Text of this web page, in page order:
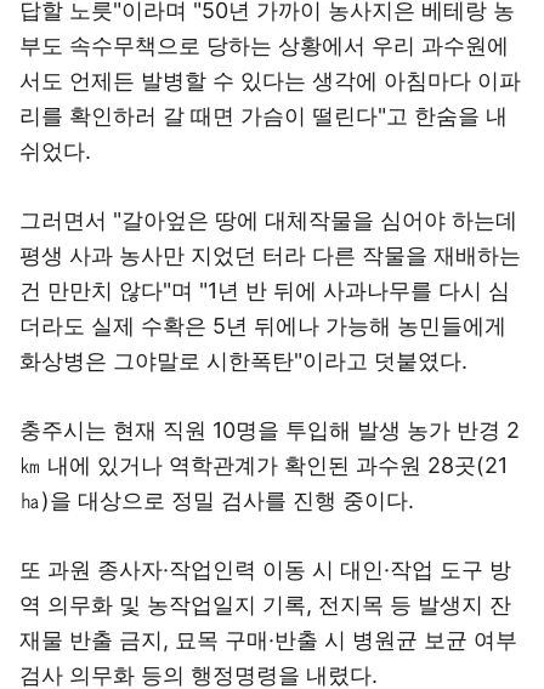
답할 노릇"이라며 "50년 가까이 농사지은 베테랑 농
부도 속수무책으로 당하는 상황에서 우리 과수원에
서도 언제든 발병할 수 있다는 생각에 아침마다 이파
리를 확인하러 갈 때면 가슴이 떨린다"고 한숨을 내
쉬었다.
그러면서 "갈아엎은 땅에 대체작물을 심어야 하는데
평생 사과 농사만 지었던 터라 다른 작물을 재배하는
건 만만치 않다"며 "1년 반 뒤에 사과나무를 다시 심
더라도 실제 수확은 5년 뒤에나 가능해 농민들에게
화상병은 그야말로 시한폭탄"이라고 덧붙였다.
충주시는 현재 직원 10명을 투입해 발생 농가 반경 2
㎞ 내에 있거나 역학관계가 확인된 과수원 28곳(21
㏊)을 대상으로 정밀 검사를 진행 중이다.
또 과원 종사자·작업인력 이동 시 대인·작업 도구 방
역 의무화 및 농작업일지 기록, 전지목 등 발생지 잔
재물 반출 금지, 묘목 구매·반출 시 병원균 보균 여부
검사 의무화 등의 행정명령을 내렸다.